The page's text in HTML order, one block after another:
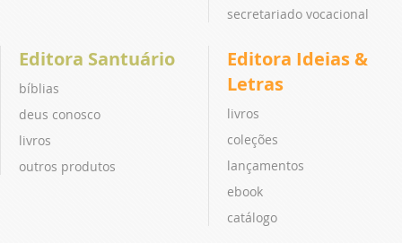
secretariado vocacional
Editora Santuário
bíblias
deus conosco
livros
outros produtos
Editora Ideias &
Letras
livros
coleções
lançamentos
ebook
catálogo